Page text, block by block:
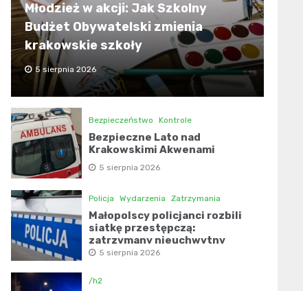
Młodzież w akcji: Jak Szkolny
Budżet Obywatelski zmienia
krakowskie szkoły
5 sierpnia 2026
Bezpieczeństwo Kontrole
Bezpieczne Lato nad
Krakowskimi Akwenami
5 sierpnia 2026
Policja Wydarzenia Zatrzymania
Małopolscy policjanci rozbili
siatkę przestępczą:
zatrzymany nieuchwytny
narkotykowiec!
5 sierpnia 2026
/h2